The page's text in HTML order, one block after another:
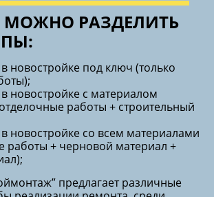
МОЖНО РАЗДЕЛИТЬ
новостройке под ключ (только
новостройке с материалом
работы + строительный
новостройке со всем материалами
работы + черновой материал +
предлагает различные